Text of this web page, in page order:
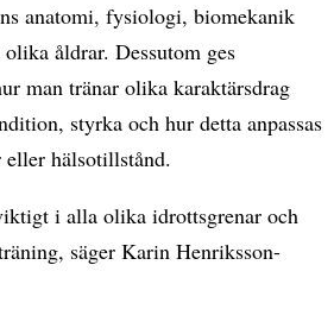
anatomi, fysiologi, biomekanik
åldrar. Dessutom ges
man tränar olika karaktärsdrag
styrka och hur detta anpassas
hälsotillstånd.
i alla olika idrottsgrenar och
säger Karin Henriksson-